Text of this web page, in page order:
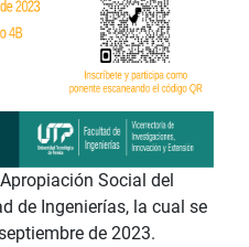
Social del
de Ingenierías, la cual se
de 2023.